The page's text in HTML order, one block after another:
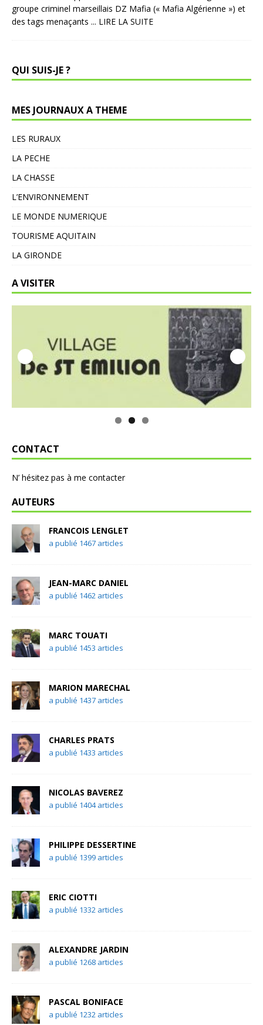
groupe criminel marseillais DZ Mafia (« Mafia Algérienne ») et
des tags menaçants ... LIRE LA SUITE
QUI SUIS-JE ?
MES JOURNAUX A THEME
LES RURAUX
LA PECHE
LA CHASSE
L’ENVIRONNEMENT
LE MONDE NUMERIQUE
TOURISME AQUITAIN
LA GIRONDE
A VISITER
CONTACT
N’ hésitez pas à me contacter
AUTEURS
FRANCOIS LENGLET
a publié 1467 articles
JEAN-MARC DANIEL
a publié 1462 articles
MARC TOUATI
a publié 1453 articles
MARION MARECHAL
a publié 1437 articles
CHARLES PRATS
a publié 1433 articles
NICOLAS BAVEREZ
a publié 1404 articles
PHILIPPE DESSERTINE
a publié 1399 articles
ERIC CIOTTI
a publié 1332 articles
ALEXANDRE JARDIN
a publié 1268 articles
PASCAL BONIFACE
a publié 1232 articles